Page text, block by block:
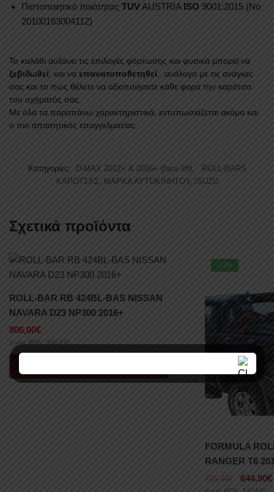
Πιστοποιητικό ποιότητας TUVAUSTRIA ISO 9001:2015 (No
20100183004112)
Το καλάθι αυξάνει τις επιλογές φόρτωσης και φυσικά μπορεί να
ξεβιδωθεί , και να επανατοποθετηθεί , ανάλογα με τις ανάγκες
σας και το πώς θέλετε να αξιοποιήσετε κάθε φορά την καρότσα
του οχήματός σας.
Με όλα τα παραπάνω χαρακτηριστικά, εντυπωσιάζεται ακόμα και
ο πιο απαιτητικός επαγγελματίας.
Κατηγορίες: D-MAX 2012+ & 2016+ (face lift),
ROLL-BARS
ΚΑΡΟΤΣΑΣ
ΜΑΡΚΑ ΑΥΤΟΚΙΝΗΤΟΥ, ISUZU
Σχετικά προϊόντα
ROLL-BAR RB 424BL-BAS NISSAN
NAVARA D23 NP300 2016+
806,00€
χωρίς ΦΠΑ : 650,00 €
-11%
FORMULA
RANGER T6
725,40€ 644,80€
χωρίς ΦΠΑ : 520,00€